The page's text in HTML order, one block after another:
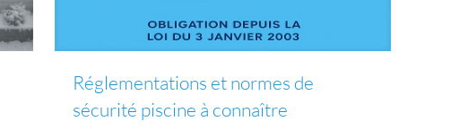
Réglementations et normes de
sécurité piscine à connaître